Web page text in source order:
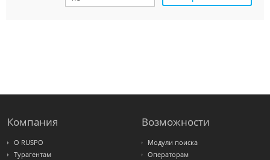
Интурист
Компания
О RUSPO
Турагентам
Возможности
Модули поиска
Операторам